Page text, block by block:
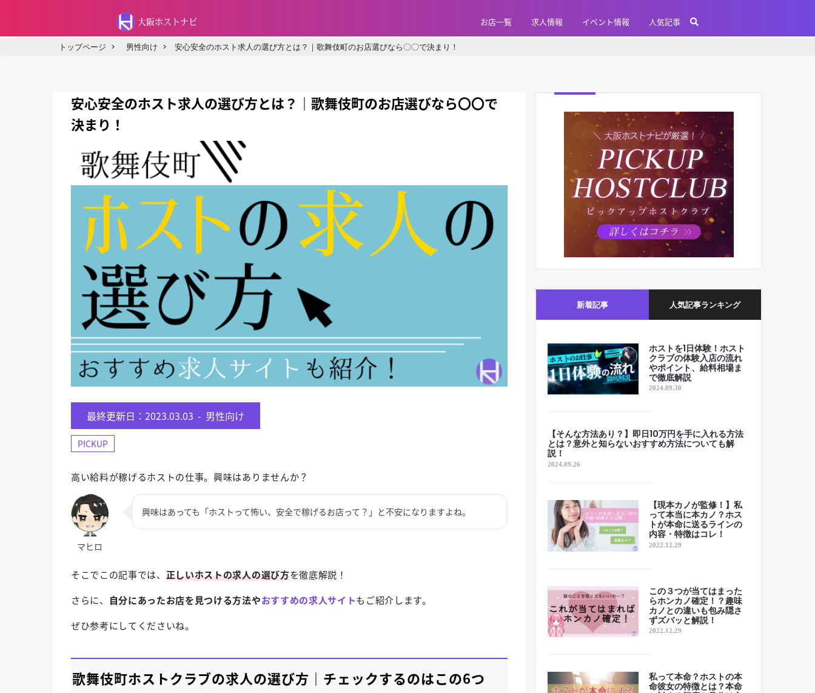
大阪ホストナビ お店一覧 求人情報 イベント情報 人気記事
トップページ > 男性向け > 安心安全のホスト求人の選び方とは？｜歌舞伎町のお店選びなら〇〇で決まり！
安心安全のホスト求人の選び方とは？｜歌舞伎町のお店選びなら〇〇で
決まり！
最終更新日：2023.03.03 - 男性向け
PICKUP
高い給料が稼げるホストの仕事。興味はありませんか？
興味はあっても「ホストって怖い、安全で稼げるお店って？」と不安になりますよね。
そこでこの記事では、 正しいホストの求人の選び方を徹底解説！
さらに、
自分にあったお店を見つける方法やおすすめの求人サイトもご紹介します。
ぜひ参考にしてくださいね。
歌舞伎町ホストクラブの求人の選び方｜チェックするのはこの6つ
新着記事 人気記事ランキング
ホストを1日体験！ホスト
クラブの体験入店の流れ
やポイント、給料相場ま
で徹底解説
2024.09.30
【そんな方法あり？】即日10万円を手に入れる方法
とは？意外と知らないおすすめ方法についても解
説！
2024.09.26
【現本カノが監修！】私
って本当に本カノ？ホス
トが本命に送るラインの
内容・特徴はコレ！
2022.12.29
この３つが当てはまった
らホンカノ確定！？趣味
カノとの違いも包み隠さ
ずズバッと解説！
2022.12.29
私って本命？ホストの本
命彼女の特徴とは？本命